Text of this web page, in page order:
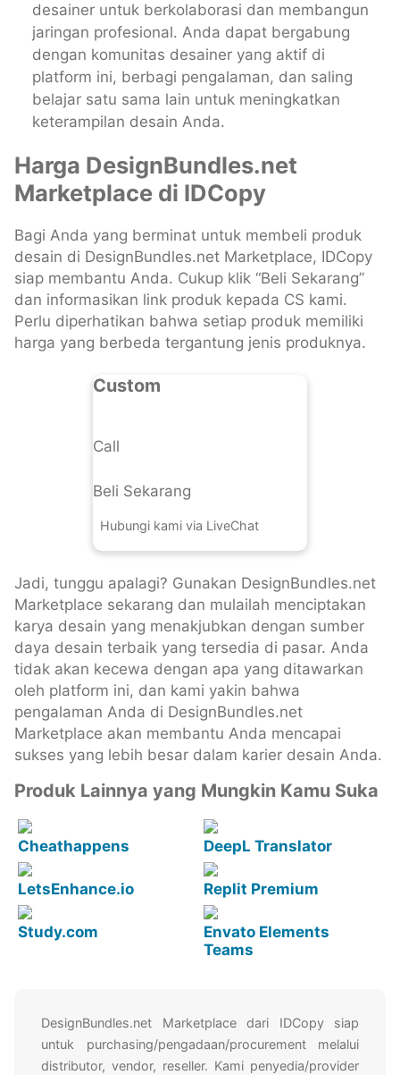
desainer untuk berkolaborasi dan membangun
jaringan profesional. Anda dapat bergabung
dengan komunitas desainer yang aktif di
platform ini, berbagi pengalaman, dan saling
belajar satu sama lain untuk meningkatkan
keterampilan desain Anda.
Harga DesignBundles.net
Marketplace di IDCopy
Bagi Anda yang berminat untuk membeli produk
desain di DesignBundles.net Marketplace, IDCopy
siap membantu Anda. Cukup klik “Beli Sekarang”
dan informasikan link produk kepada CS kami.
Perlu diperhatikan bahwa setiap produk memiliki
harga yang berbeda tergantung jenis produknya.
Custom
Call
Beli Sekarang
Hubungi kami via LiveChat
Jadi, tunggu apalagi? Gunakan DesignBundles.net
Marketplace sekarang dan mulailah menciptakan
karya desain yang menakjubkan dengan sumber
daya desain terbaik yang tersedia di pasar. Anda
tidak akan kecewa dengan apa yang ditawarkan
oleh platform ini, dan kami yakin bahwa
pengalaman Anda di DesignBundles.net
Marketplace akan membantu Anda mencapai
sukses yang lebih besar dalam karier desain Anda.
Produk Lainnya yang Mungkin Kamu Suka
Cheathappens DeepL Translator
LetsEnhance.io Replit Premium
Study.com
Envato Elements
Teams
DesignBundles.net Marketplace dari IDCopy siap
untuk purchasing/pengadaan/procurement melalui
distributor, vendor, reseller. Kami penyedia/provider